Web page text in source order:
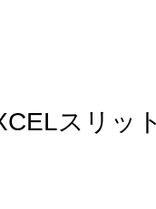
スリッ